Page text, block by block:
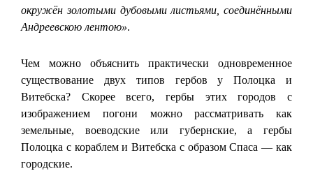
окружён золотыми дубовыми листьями, соединёнными
Андреевскою лентою».
Чем можно объяснить практически одновременное
существование двух типов гербов у Полоцка и
Витебска? Скорее всего, гербы этих городов с
изображением погони можно рассматривать как
земельные, воеводские или губернские, а гербы
Полоцка с кораблем и Витебска с образом Спаса — как
городские.